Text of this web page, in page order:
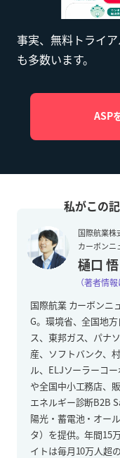
事実、無料トライ
も多数います。
ASP
国際航業株
カーボンニ
樋口 悟
（著者情
国際航業 カーボンニ
G。環境省、全国地
ス、東邦ガス、パナ
産、ソフトバンク、
ル、ELJソーラーコ
や全国中小工務店、
エネルギー診断B2B
陽光・蓄電池・オー
タ）を提供。年間15
イトは毎月10万人超